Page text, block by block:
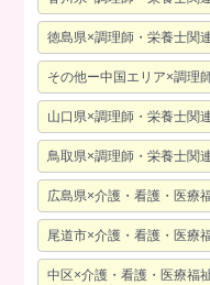
徳島県×調理師・栄養士関
その他ー中国エリア×調理
山口県×調理師・栄養士関
鳥取県×調理師・栄養士関
広島県×介護・看護・医療
尾道市×介護・看護・医療
中区×介護・看護・医療福